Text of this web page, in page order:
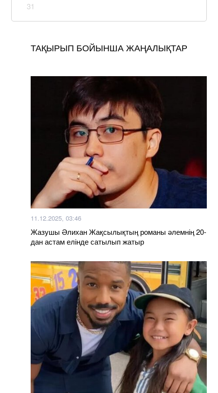
31
ТАҚЫРЫП БОЙЫНША ЖАҢАЛЫҚТАР
11.12.2025, 03:46
Жазушы Әлихан Жақсылықтың романы әлемнің 20-
дан астам елінде сатылып жатыр